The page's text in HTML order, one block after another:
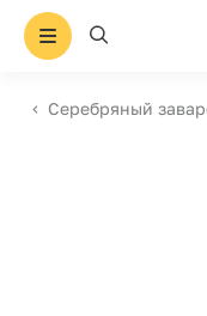
Серебряный